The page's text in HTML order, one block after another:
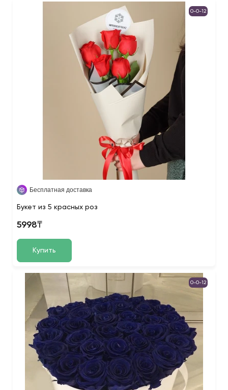
0-0-12
Бесплатная доставка
Букет из 5 красных роз
5998₸
Купить
0-0-12